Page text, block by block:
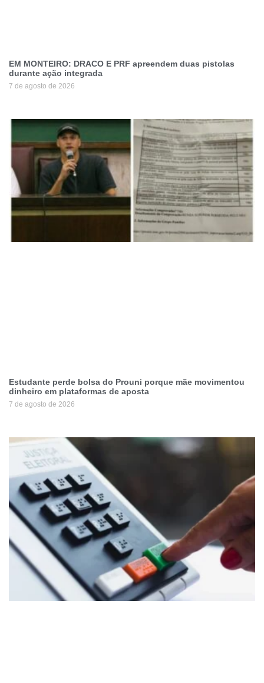
EM MONTEIRO: DRACO E PRF apreendem duas pistolas
durante ação integrada
7 de agosto de 2026
Estudante perde bolsa do Prouni porque mãe movimentou
dinheiro em plataformas de aposta
7 de agosto de 2026